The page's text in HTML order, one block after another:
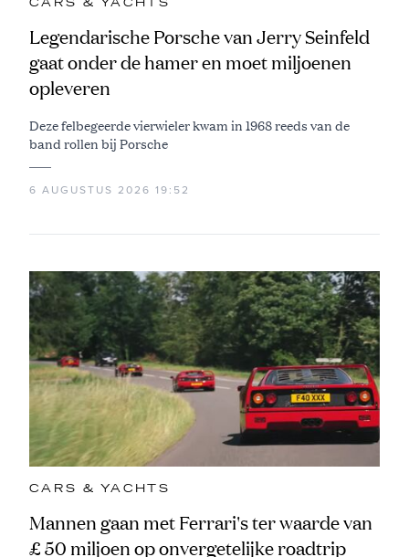
CARS & YACHTS
Legendarische Porsche van Jerry Seinfeld
gaat onder de hamer en moet miljoenen
opleveren
Deze felbegeerde vierwieler kwam in 1968 reeds van de
band rollen bij Porsche
6 AUGUSTUS 2026 19:52
CARS & YACHTS
Mannen gaan met Ferrari's ter waarde van
£ 50 miljoen op onvergetelijke roadtrip